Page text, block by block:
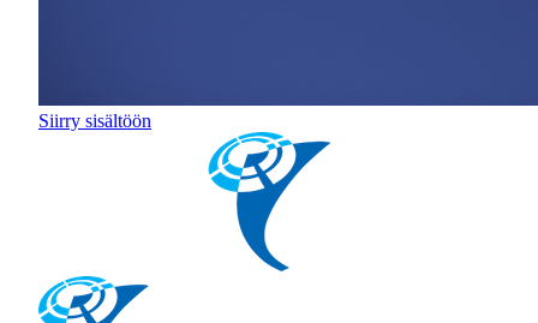
Siirry sisältöön